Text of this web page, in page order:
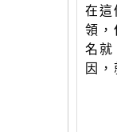
在
領
名
因